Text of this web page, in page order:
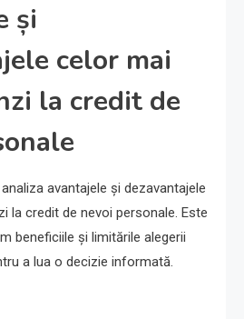
și
celor mai
la credit de
avantajele și dezavantajele
la credit de nevoi personale. Este
beneficiile și limitările alegerii
a lua o decizie informată.